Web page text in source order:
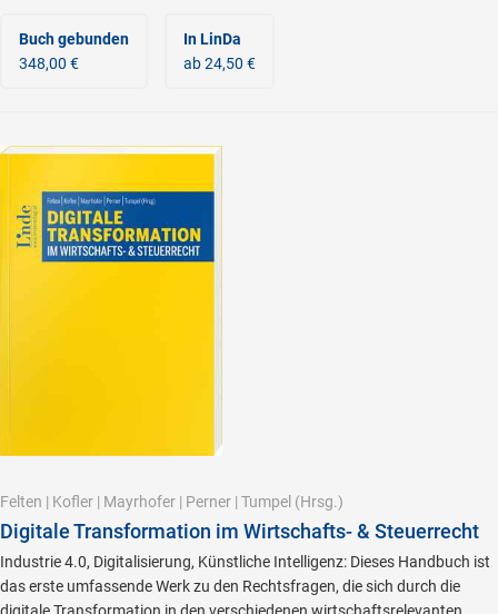
Buch gebunden
348,00 €
In LinDa
ab 24,50 €
Felten | Kofler | Mayrhofer | Perner | Tumpel (Hrsg.)
Digitale Transformation im Wirtschafts- & Steuerrecht
Industrie 4.0, Digitalisierung, Künstliche Intelligenz: Dieses Handbuch ist
das erste umfassende Werk zu den Rechtsfragen, die sich durch die